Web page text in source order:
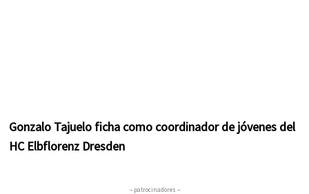
Gonzalo Tajuelo ficha como coordinador de jóvenes del
HC Elbflorenz Dresden
– patrocinadores –